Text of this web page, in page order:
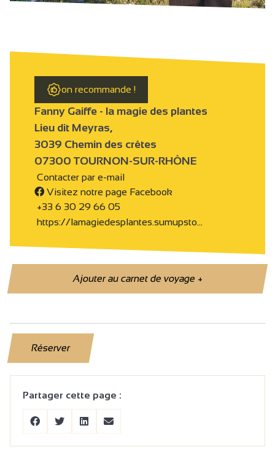
on recommande !
Fanny Gaiffe - la magie des plantes
Lieu dit Meyras,
3039 Chemin des crêtes
07300 TOURNON-SUR-RHÔNE
Contacter par e-mail
Visitez notre page Facebook
+33 6 30 29 66 05
https://lamagiedesplantes.sumupsto…
Ajouter au carnet de voyage+
Réserver
Partager cette page :